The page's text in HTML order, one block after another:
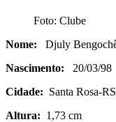
Foto: Clube
Nome: Djuly
Nascimento: 20/03/
Cidade: Santa
Altura: 1,73